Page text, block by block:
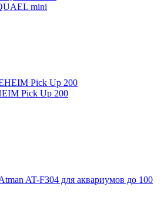
mini
Pick Up 200